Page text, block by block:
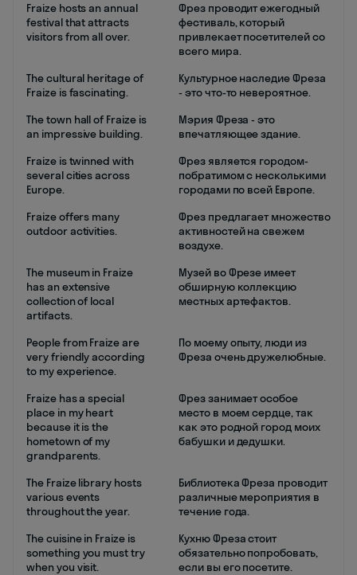
Fraize hosts an annual
festival that attracts
visitors from all over.
Фрез проводит ежегодный
фестиваль, который
привлекает посетителей со
всего мира.
The cultural heritage of
Fraize is fascinating.
Культурное наследие Фреза
- это что-то невероятное.
The town hall of Fraize is
an impressive building.
Мэрия Фреза - это
впечатляющее здание.
Fraize is twinned with
several cities across
Europe.
Фрез является городом-
побратимом с несколькими
городами по всей Европе.
Fraize offers many
outdoor activities.
Фрез предлагает множество
активностей на свежем
воздухе.
The museum in Fraize
has an extensive
collection of local
artifacts.
Музей во Фрезе имеет
обширную коллекцию
местных артефактов.
People from Fraize are
very friendly according
to my experience.
По моему опыту, люди из
Фреза очень дружелюбные.
Fraize has a special
place in my heart
because it is the
hometown of my
grandparents.
Фрез занимает особое
место в моем сердце, так
как это родной город моих
бабушки и дедушки.
The Fraize library hosts
various events
throughout the year.
Библиотека Фреза проводит
различные мероприятия в
течение года.
The cuisine in Fraize is
something you must try
when you visit.
Кухню Фреза стоит
обязательно попробовать,
если вы его посетите.